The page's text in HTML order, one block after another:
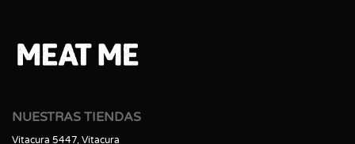
NUESTRAS TIENDAS
Vitacura 5447, Vitacura